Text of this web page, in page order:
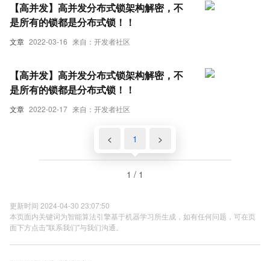
文章 2022-03-16 来自：开发者社区
【高并发】高并发分布式锁架构解密，不
是所有的锁都是分布式锁！！
文章 2022-02-17 来自：开发者社区
【高并发】高并发分布式锁架构解密，不
是所有的锁都是分布式锁！！
< 1 >
1 / 1
更新时间 2024-04-30 23:07:50
本页面内关键词为智能算法引擎基于机器学习所生成，如有任何问题，可在页
面下方点击"联系我们"与我们沟通。